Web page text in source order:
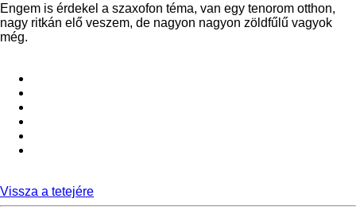
Engem is érdekel a szaxofon téma, van egy tenorom otthon,
nagy ritkán elő veszem, de nagyon nagyon zöldfűlű vagyok
még.
Vissza a tetejére